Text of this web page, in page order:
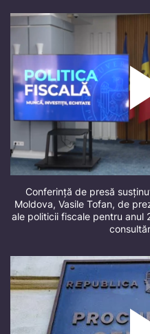
Conferință de presă
Moldova, Vasile Tofan, de
ale politicii fiscale pentru anul